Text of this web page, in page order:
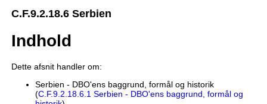
C.F.9.2.18.6 Serbien
Indhold
Dette afsnit handler om:
Serbien - DBO'ens baggrund, formål og historik
(C.F.9.2.18.6.1 Serbien - DBO'ens baggrund, formål og